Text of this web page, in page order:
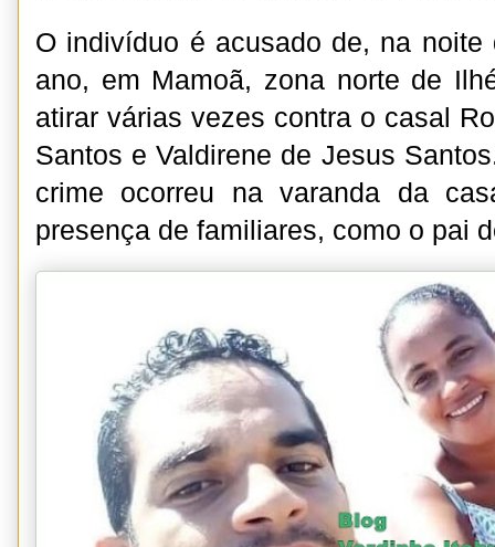
O indivíduo é acusado de, na
ano, em Mamoã, zona norte de
atirar várias vezes contra o casal
Santos e Valdirene de Jesus
crime ocorreu na varanda da
presença de familiares, como o pai